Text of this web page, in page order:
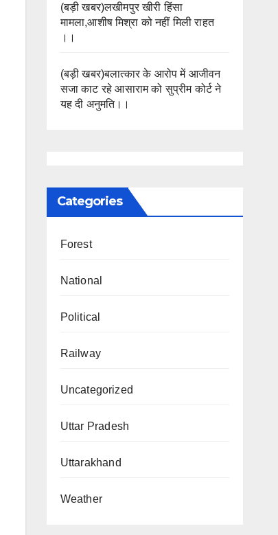
(बड़ी खबर)लखीमपुर खीरी हिंसा
मामला,आशीष मिश्रा को नहीं मिली राहत
।।
(बड़ी खबर)बलात्कार के आरोप में आजीवन
सजा काट रहे आसाराम को सुप्रीम कोर्ट ने
यह दी अनुमति।।
Categories
Forest
National
Political
Railway
Uncategorized
Uttar Pradesh
Uttarakhand
Weather